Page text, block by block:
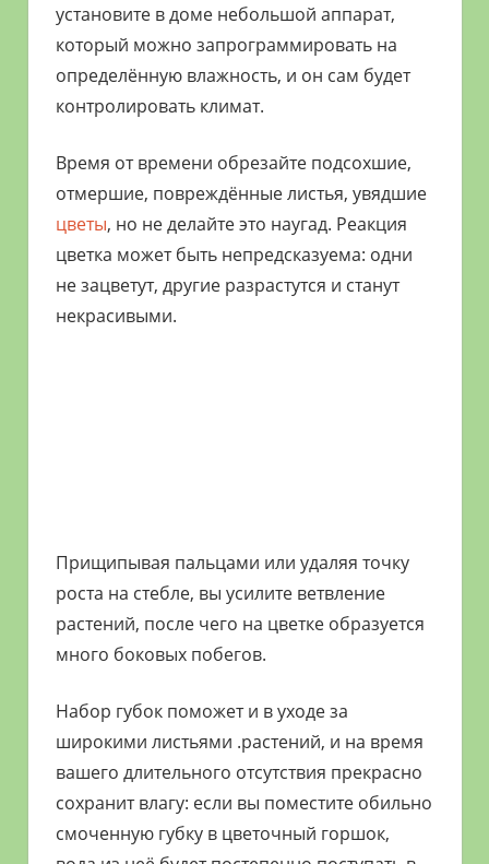
установите в доме небольшой аппарат,
который можно запрограммировать на
определённую влажность, и он сам будет
контролировать климат.
Время от времени обрезайте подсохшие,
отмершие, повреждённые листья, увядшие
цветы, но не делайте это наугад. Реакция
цветка может быть непредсказуема: одни
не зацветут, другие разрастутся и станут
некрасивыми.
Прищипывая пальцами или удаляя точку
роста на стебле, вы усилите ветвление
растений, после чего на цветке образуется
много боковых побегов.
Набор губок поможет и в уходе за
широкими листьями .растений, и на время
вашего длительного отсутствия прекрасно
сохранит влагу: если вы поместите обильно
смоченную губку в цветочный горшок,